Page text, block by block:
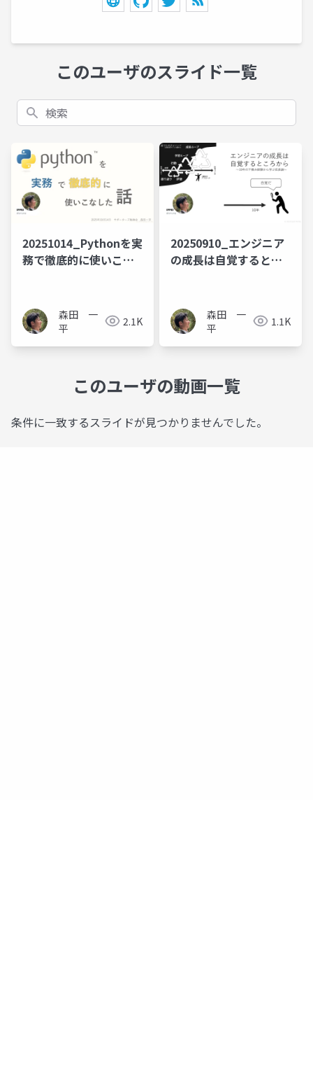
このユーザのスライド一覧
検索
20251014_Pythonを実
務で徹底的に使いこな
森田 一
平
2.1K
20250910_エンジニア
の成長は自覚するとこ
森田 一
平
1.1K
このユーザの動画一覧
条件に一致するスライドが見つかりませんでした。